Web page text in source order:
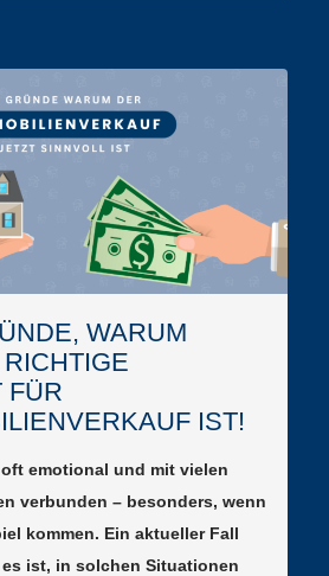
WARUM
FÜR
IST!
emotional und mit vielen
verbunden – besonders, wenn
kommen. Ein aktueller Fall
ist, in solchen Situationen